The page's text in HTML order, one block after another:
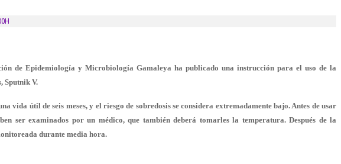
de Epidemiología y Microbiología Gamaleya ha publicado una instrucción para el uso de la
Sputnik V.
vida útil de seis meses, y el riesgo de sobredosis se considera extremadamente bajo. Antes de usar
ser examinados por un médico, que también deberá tomarles la temperatura. Después de la
durante media hora.